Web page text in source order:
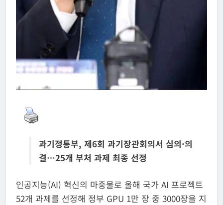
과기정통부, 제6회 과기장관회의서 심의·의
결…25개 부처 과제 최종 선정
인공지능(AI) 혁신의 마중물로 올해 국가 AI 프로젝트
52개 과제를 선정해 정부 GPU 1만 장 중 3000장을 지